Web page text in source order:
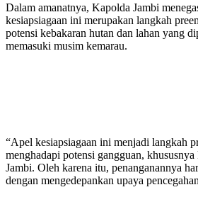
Dalam amanatnya, Kapolda Jambi
kesiapsiagaan ini merupakan langkah
potensi kebakaran hutan dan lahan yang
memasuki musim kemarau.
“Apel kesiapsiagaan ini menjadi langkah
menghadapi potensi gangguan,
Jambi. Oleh karena itu, penanganannya
dengan mengedepankan upaya